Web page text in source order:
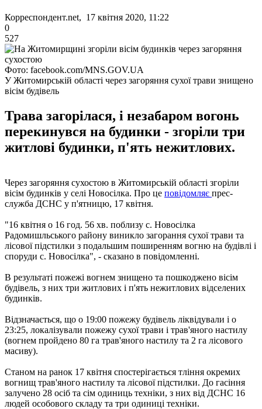
Корреспондент.net, 17 квітня 2020, 11:22
0
527
Фото: facebook.com/MNS.GOV.UA
У Житомирській області через загоряння сухої трави знищено
вісім будівель
Трава загорілася, і незабаром вогонь
перекинувся на будинки - згоріли три
житлові будинки, п'ять нежитлових.
Через загоряння сухостою в Житомирській області згоріли
вісім будинків у селі Новосілка. Про це повідомляє прес-
служба ДСНС у п'ятницю, 17 квітня.
"16 квітня о 16 год. 56 хв. поблизу с. Новосілка
Радомишльського району виникло загорання сухої трави та
лісової підстилки з подальшим поширенням вогню на будівлі і
споруди с. Новосілка", - сказано в повідомленні.
В результаті пожежі вогнем знищено та пошкоджено вісім
будівель, з них три житлових і п'ять нежитлових відселених
будинків.
Відзначається, що о 19:00 пожежу будівель ліквідували і о
23:25, локалізували пожежу сухої трави і трав'яного настилу
(вогнем пройдено 80 га трав'яного настилу та 2 га лісового
масиву).
Станом на ранок 17 квітня спостерігається тління окремих
вогнищ трав'яного настилу та лісової підстилки. До гасіння
залучено 28 осіб та сім одиниць техніки, з них від ДСНС 16
людей особового складу та три одиниці техніки.